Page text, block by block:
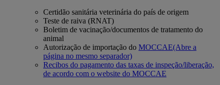
Certidão sanitária veterinária do país de origem
Teste de raiva (RNAT)
Boletim de vacinação/documentos de tratamento do
animal
Autorização de importação do MOCCAE(Abre a
página no mesmo separador)
Recibos do pagamento das taxas de inspeção/liberação,
de acordo com o website do MOCCAE